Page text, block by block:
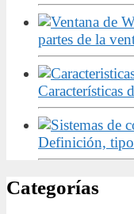
partes de la
Características
Definición,
Categorías